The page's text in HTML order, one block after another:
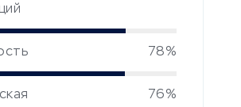
78%
76%